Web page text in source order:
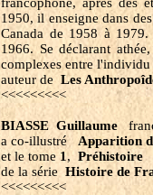
1950, il enseigne dans
Canada de 1958 à
1966. Se déclarant
complexes entre l'individu
auteur de Les
<<<<<<<<<
BIASSE Guillaume
a co-illustré Apparition
et le tome 1,Préhistoire
de la série Histoire de
<<<<<<<<<